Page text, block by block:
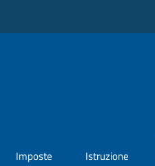
Imposte Istruzione